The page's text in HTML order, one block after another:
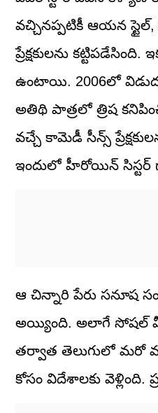
వచ్చినప్పటికీ ఆయన
ప్రేక్షకులను
ఉంటాయి. 2006లో
అతిథి పాత్రలో త్రిష
వచ్చే కామెడీ సీన్స్
ఇందులో హీరోయిన్ సిస్టర్
ఆ చిన్నారి పేరు సనూష
అయ్యింది. అలాగే సోషల్
తర్వాత తెలుగులో మరో
కోసం విదేశాలకు వెళ్లింది.